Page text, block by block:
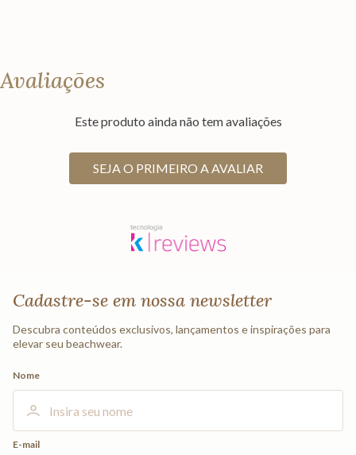
Avaliações
Este produto ainda não tem avaliações
SEJA O PRIMEIRO A AVALIAR
Cadastre-se em nossa newsletter
Descubra conteúdos exclusivos, lançamentos e inspirações para
elevar seu beachwear.
Nome
E-mail